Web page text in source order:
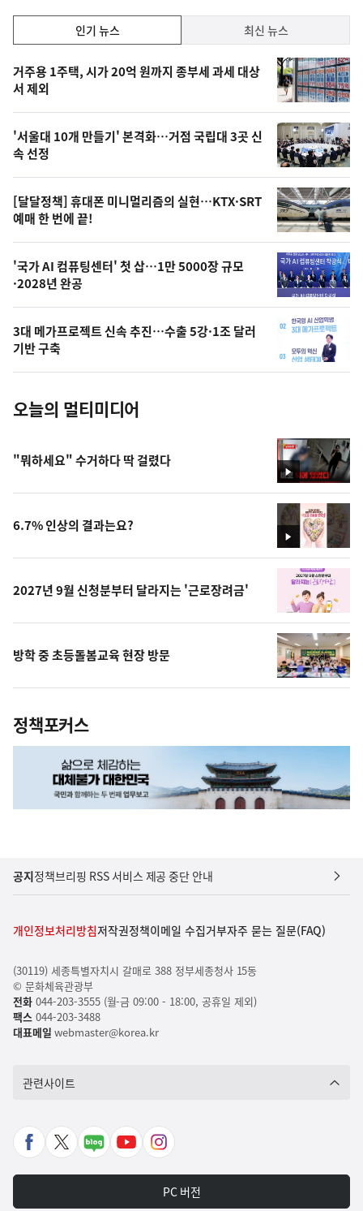
락
기,
최
신,
오
늘
의
영
상
오
늘
사
진
인기 뉴스 최신 뉴스
기
뉴
스
거주용 1주택, 시가 20억 원까지 종부세 과세 대상
서 제외
'서울대 10개 만들기' 본격화…거점 국립대 3곳 신
속 선정
[달달정책] 휴대폰 미니멀리즘의 실현…KTX·SRT
예매 한 번에 끝!
'국가 AI 컴퓨팅센터' 첫 삽…1만 5000장 규모
·2028년 완공
3대 메가프로젝트 신속 추진…수출 5강·1조 달러
기반 구축
오늘의 멀티미디어
영
상
"뭐하세요" 수거하다 딱 걸렸다
영
상
6.7% 인상의 결과는요?
2027년 9월 신청분부터 달라지는 '근로장려금'
방학 중 초등돌봄교육 현장 방문
정책포커스
공지정책브리핑 RSS 서비스 제공 중단 안내
개인정보처리방침저작권정책이메일 수집거부자주 묻는 질문(FAQ)
(30119) 세종특별자치시 갈매로 388 정부세종청사 15동
© 문화체육관광부
전화044-203-3555 (월-금 09:00 - 18:00, 공휴일 제외)
팩스044-203-3488
대표메일 webmaster@korea.kr
관련사이트
페
북
X
가
네
포
유
바
인
타
그
PC 버전